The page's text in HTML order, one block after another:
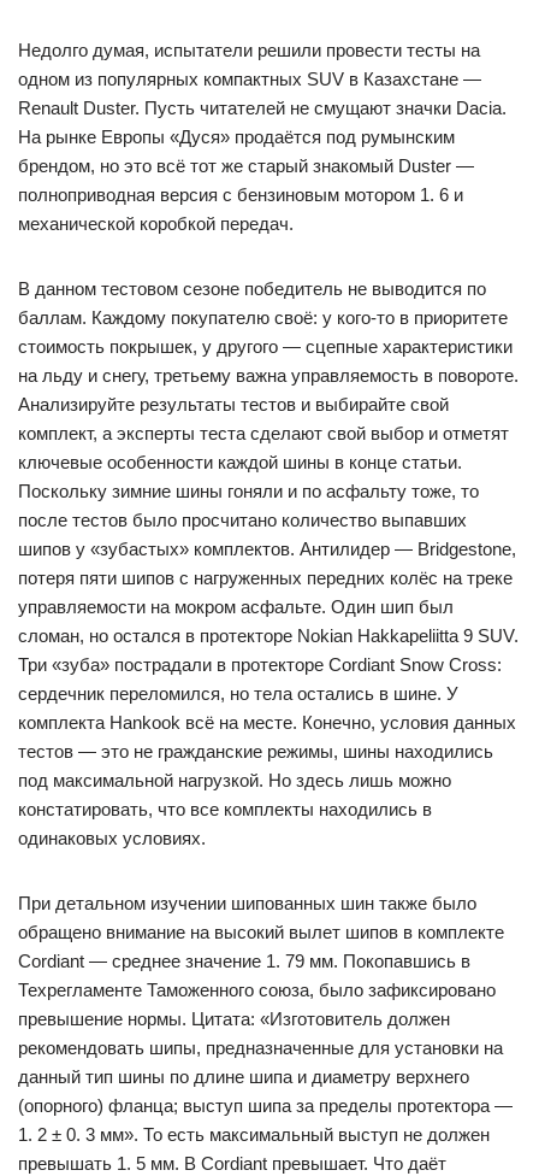
Недолго думая, испытатели решили провести тесты на
одном из популярных компактных SUV в Казахстане —
Renault Duster. Пусть читателей не смущают значки Dacia.
На рынке Европы «Дуся» продаётся под румынским
брендом, но это всё тот же старый знакомый Duster —
полноприводная версия с бензиновым мотором 1. 6 и
механической коробкой передач.
В данном тестовом сезоне победитель не выводится по
баллам. Каждому покупателю своё: у кого-то в приоритете
стоимость покрышек, у другого — сцепные характеристики
на льду и снегу, третьему важна управляемость в повороте.
Анализируйте результаты тестов и выбирайте свой
комплект, а эксперты теста сделают свой выбор и отметят
ключевые особенности каждой шины в конце статьи.
Поскольку зимние шины гоняли и по асфальту тоже, то
после тестов было просчитано количество выпавших
шипов у «зубастых» комплектов. Антилидер — Bridgestone,
потеря пяти шипов с нагруженных передних колёс на треке
управляемости на мокром асфальте. Один шип был
сломан, но остался в протекторе Nokian Hakkapeliitta 9 SUV.
Три «зуба» пострадали в протекторе Cordiant Snow Cross:
сердечник переломился, но тела остались в шине. У
комплекта Hankook всё на месте. Конечно, условия данных
тестов — это не гражданские режимы, шины находились
под максимальной нагрузкой. Но здесь лишь можно
констатировать, что все комплекты находились в
одинаковых условиях.
При детальном изучении шипованных шин также было
обращено внимание на высокий вылет шипов в комплекте
Cordiant — среднее значение 1. 79 мм. Покопавшись в
Техрегламенте Таможенного союза, было зафиксировано
превышение нормы. Цитата: «Изготовитель должен
рекомендовать шипы, предназначенные для установки на
данный тип шины по длине шипа и диаметру верхнего
(опорного) фланца; выступ шипа за пределы протектора —
1. 2 ± 0. 3 мм». То есть максимальный выступ не должен
превышать 1. 5 мм. В Cordiant превышает. Что даёт